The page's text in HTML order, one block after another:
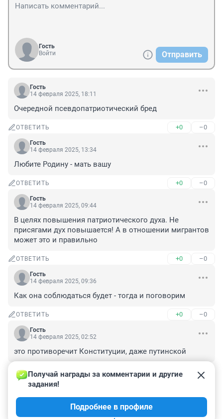
Гость
Войти
Отправить
Гость
14 февраля 2025, 18:11
Очередной псевдопатриотический бред
ОТВЕТИТЬ +0 –0
Гость
14 февраля 2025, 13:34
Любите Родину - мать вашу
ОТВЕТИТЬ +0 –0
Гость
14 февраля 2025, 09:44
В целях повышения патриотического духа. Не
присягами дух повышается! А в отношении мигрантов
может это и правильно
ОТВЕТИТЬ +0 –0
Гость
14 февраля 2025, 09:36
Как она соблюдаться будет - тогда и поговорим
ОТВЕТИТЬ +0 –0
Гость
14 февраля 2025, 02:52
это противоречит Конституции, даже путинской
ОТВЕТИТЬ –0
Гость
не врубятся не руси
Получай награды за комментарии и другие
задания!
Подробнее в профиле